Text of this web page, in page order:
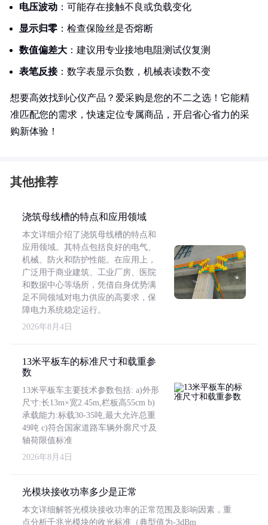
电压波动 ：可能存在接触不良或负载变化
显示归零 ：检查保险丝是否熔断
数值偏差大 ：建议用专业接地电阻测试仪复测
表笔反接：数字表显示负数，机械表读数不变
想要高效找到心仪产品？爱采购是您的不二之选！它能精
准匹配您的需求，快速定位专属商品，开启省心省力的采
购新体验！
其他推荐
浇筑母线槽的特点和应用领域
本文详细介绍了浇筑母线槽的特点和
应用领域。其特点包括良好的电气、
机械、防火和防护性能。在应用上，
广泛用于商业建筑、工业厂房、医院
和数据中心等场所，凭借自身优势满
足不同领域对电力供应的高要求，保
障电力系统稳定运行。
2026年8月4日
13米平板车的标准尺寸和载重参
数
13米平板车主要技术参数包括: a)外形
尺寸:长13m×宽2.45m,栏板高55cm b)
承载能力:标载30-35吨,最大允许总重
49吨 c)符合国家道路车辆外廓尺寸及
轴荷限值标准
2026年8月4日
光模块接收功率多少是正常
本文详细解答光模块接收功率的正常范围及影响因素，重
点分析千兆光模块的收光标准（典型值为-3dBm